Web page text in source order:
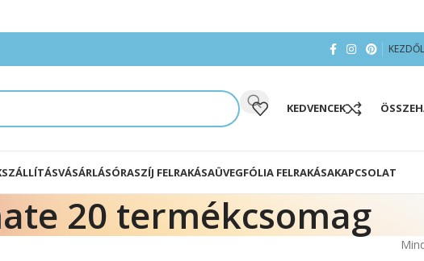
KEDVENCEK
SZÁLLÍTÁSVÁSÁRLÁSÓRASZÍJ FELRAKÁSAÜVEGFÓLIA FELRAKÁSAKAPCSOLAT
20 termékcsomag